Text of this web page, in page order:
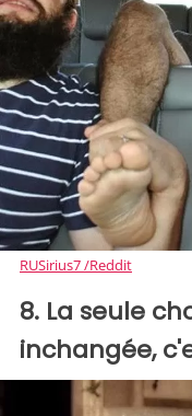
RUSirius7 /Reddit
8. La seule
inchangée,